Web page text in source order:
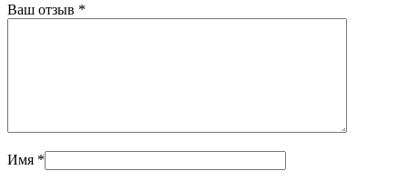
Ваш отзыв *
Имя *